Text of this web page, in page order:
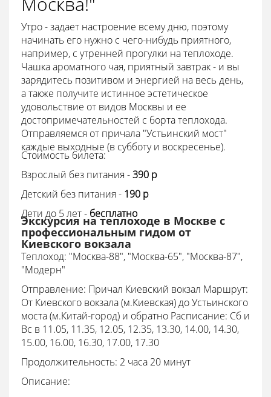
Утро - задает настроение всему дню, поэтому
начинать его нужно с чего-нибудь приятного,
например, с утренней прогулки на теплоходе.
Чашка ароматного чая, приятный завтрак - и вы
зарядитесь позитивом и энергией на весь день,
а также получите истинное эстетическое
удовольствие от видов Москвы и ее
достопримечательностей с борта теплохода.
Отправляемся от причала "Устьинский мост"
каждые выходные (в субботу и воскресенье).
Стоимость билета:
Взрослый без питания -390 p
Детский без питания - 190 p
Дети до 5 лет - бесплатно
Экскурсия на теплоходе в Москве с
профессиональным гидом от
Киевского вокзала
Теплоход: "Москва-88", "Москва-65", "Москва-87",
"Модерн"
Отправление: Причал Киевский вокзал Маршрут:
От Киевского вокзала (м.Киевская) до Устьинского
моста (м.Китай-город) и обратно Расписание: Сб и
Вс в 11.05, 11.35, 12.05, 12.35, 13.30, 14.00, 14.30,
15.00, 16.00, 16.30, 17.00, 17.30
Продолжительность: 2 часа 20 минут
Описание: